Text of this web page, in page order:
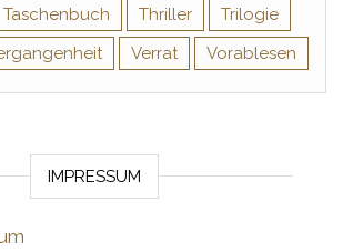
Taschenbuch Thriller
Trilogie
Verrat Vorablesen
IMPRESSUM